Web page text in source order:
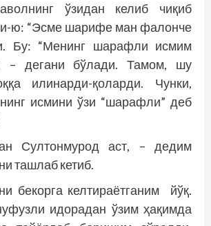
ўзидан келиб чиқиб
ю: “Эсме шарифе ман фалонче
Бу: “Менинг шарафли исмим
– дегани бўлади. Тамом, шу
илинарди-қоларди. Чунки,
исмини ўзи “шарафли” деб
Султонмурод аст, – дедим
ташлаб кетиб.
бекорга келтираётганим йўқ.
идорадан ўзим ҳақимда